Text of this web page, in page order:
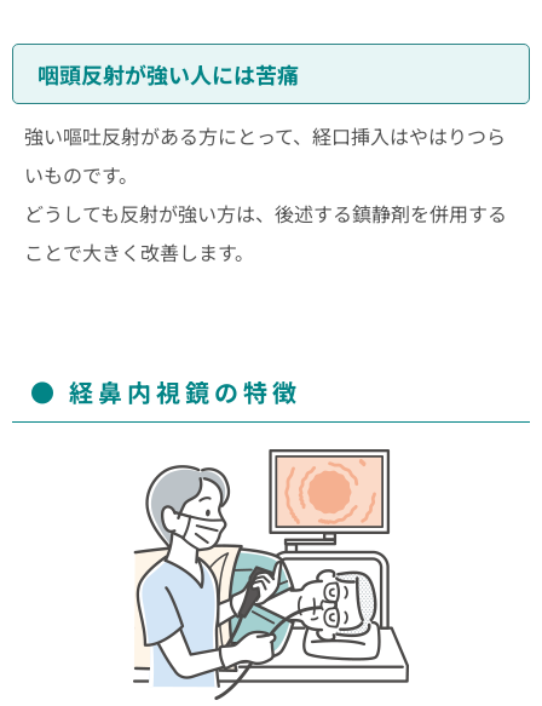
咽頭反射が強い人には苦痛
強い嘔吐反射がある方にとって、経口挿入はやはりつら
いものです。
どうしても反射が強い方は、後述する鎮静剤を併用する
ことで大きく改善します。
経鼻内視鏡の特徴